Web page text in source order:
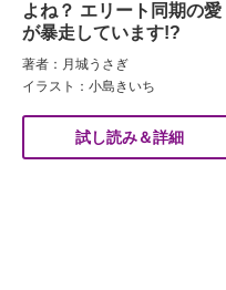
よね？ エリート同期の愛
が暴走しています!?
著者：月城うさぎ
イラスト：小島きいち
試し読み＆詳細